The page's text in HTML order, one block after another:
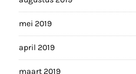
mei 2019
april 2019
maart 2019